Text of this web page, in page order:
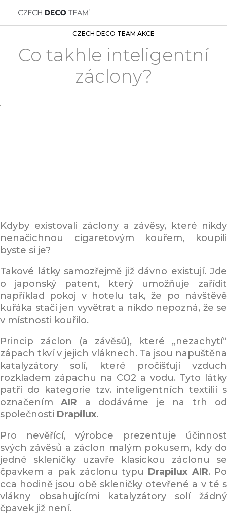
CZECH DECO TEAM AKCE
Co takhle inteligentní
záclony?
Kdyby existovali záclony a závěsy, které nikdy
nenačichnou cigaretovým kouřem, koupili
byste si je?
Takové látky samozřejmě již dávno existují. Jde
o japonský patent, který umožňuje zařídit
například pokoj v hotelu tak, že po návštěvě
kuřáka stačí jen vyvětrat a nikdo nepozná, že se
v místnosti kouřilo.
Princip záclon (a závěsů), které „nezachytí“
zápach tkví v jejich vláknech. Ta jsou napuštěna
katalyzátory solí, které pročišťují vzduch
rozkladem zápachu na CO2 a vodu. Tyto látky
patří do kategorie tzv. inteligentních textilií s
označenímAIR a dodáváme je na trh od
společnosti Drapilux.
Pro nevěřící, výrobce prezentuje účinnost
svých závěsů a záclon malým pokusem, kdy do
jedné skleničky uzavře klasickou záclonu se
čpavkem a pak záclonu typu Drapilux AIR. Po
cca hodině jsou obě skleničky otevřené a v té s
vlákny obsahujícími katalyzátory solí žádný
čpavek již není.